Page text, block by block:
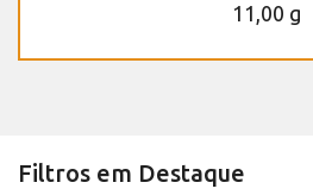
11,00 g
Filtros em Destaque